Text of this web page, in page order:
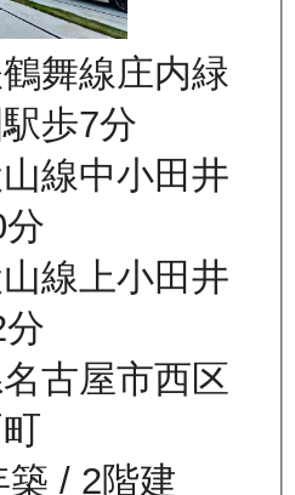
舞線庄内緑
歩7分
線中小田井
線上小田井
古屋市西区
築 / 2階建